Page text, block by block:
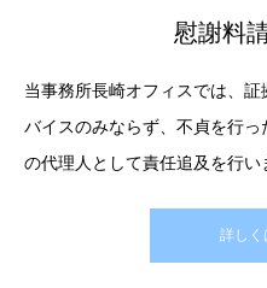
慰謝料
当事務所長崎オフィスでは、
バイスのみならず、不貞を行
の代理人として責任追及を行い
詳しく